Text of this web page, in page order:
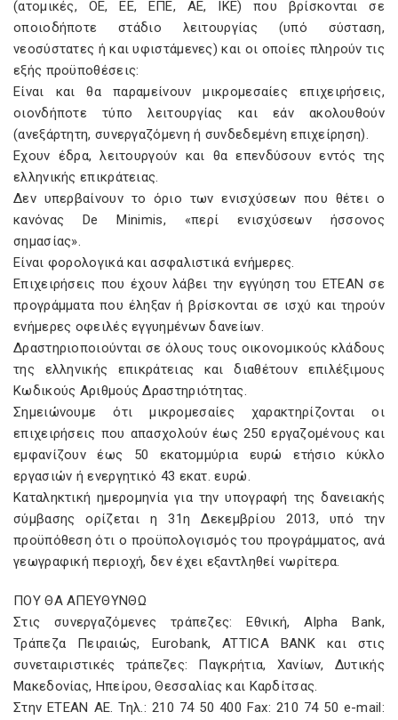
(ατομικές, ΟΕ, ΕΕ, ΕΠΕ, ΑΕ, IKE) που βρίσκονται σε
οποιοδήποτε στάδιο λειτουργίας (υπό σύσταση,
νεοσύστατες ή και υφιστάμενες) και οι οποίες πληρούν τις
εξής προϋποθέσεις:
Είναι και θα παραμείνουν μικρομεσαίες επιχειρήσεις,
οιονδήποτε τύπο λειτουργίας και εάν ακολουθούν
(ανεξάρτητη, συνεργαζόμενη ή συνδεδεμένη επιχείρηση).
Εχουν έδρα, λειτουργούν και θα επενδύσουν εντός της
ελληνικής επικράτειας.
Δεν υπερβαίνουν το όριο των ενισχύσεων που θέτει ο
κανόνας De Minimis, «περί ενισχύσεων ήσσονος
σημασίας».
Είναι φορολογικά και ασφαλιστικά ενήμερες.
Επιχειρήσεις που έχουν λάβει την εγγύηση του ΕΤΕΑΝ σε
προγράμματα που έληξαν ή βρίσκονται σε ισχύ και τηρούν
ενήμερες οφειλές εγγυημένων δανείων.
Δραστηριοποιούνται σε όλους τους οικονομικούς κλάδους
της ελληνικής επικράτειας και διαθέτουν επιλέξιμους
Κωδικούς Αριθμούς Δραστηριότητας.
Σημειώνουμε ότι μικρομεσαίες χαρακτηρίζονται οι
επιχειρήσεις που απασχολούν έως 250 εργαζομένους και
εμφανίζουν έως 50 εκατομμύρια ευρώ ετήσιο κύκλο
εργασιών ή ενεργητικό 43 εκατ. ευρώ.
Καταληκτική ημερομηνία για την υπογραφή της δανειακής
σύμβασης ορίζεται η 31η Δεκεμβρίου 2013, υπό την
προϋπόθεση ότι ο προϋπολογισμός του προγράμματος, ανά
γεωγραφική περιοχή, δεν έχει εξαντληθεί νωρίτερα.
ΠΟΥ ΘΑ ΑΠΕΥΘΥΝΘΩ
Στις συνεργαζόμενες τράπεζες: Εθνική, Alpha Bank,
Τράπεζα Πειραιώς, Eurobank, ATTICA BANK και στις
συνεταιριστικές τράπεζες: Παγκρήτια, Χανίων, Δυτικής
Μακεδονίας, Ηπείρου, Θεσσαλίας και Καρδίτσας.
Στην ΕΤΕΑΝ ΑΕ. Τηλ.: 210 74 50 400 Fax: 210 74 50 e-mail: